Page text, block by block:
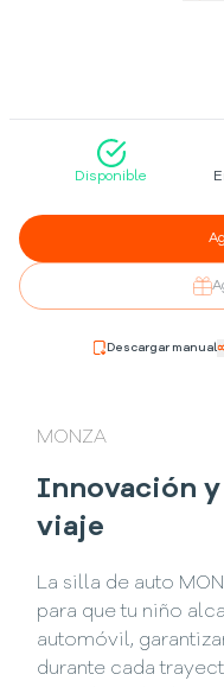
Disponible
Descargar manual
MONZA
Innovación
viaje
La silla de auto
para que tu niño
automóvil,
durante cada